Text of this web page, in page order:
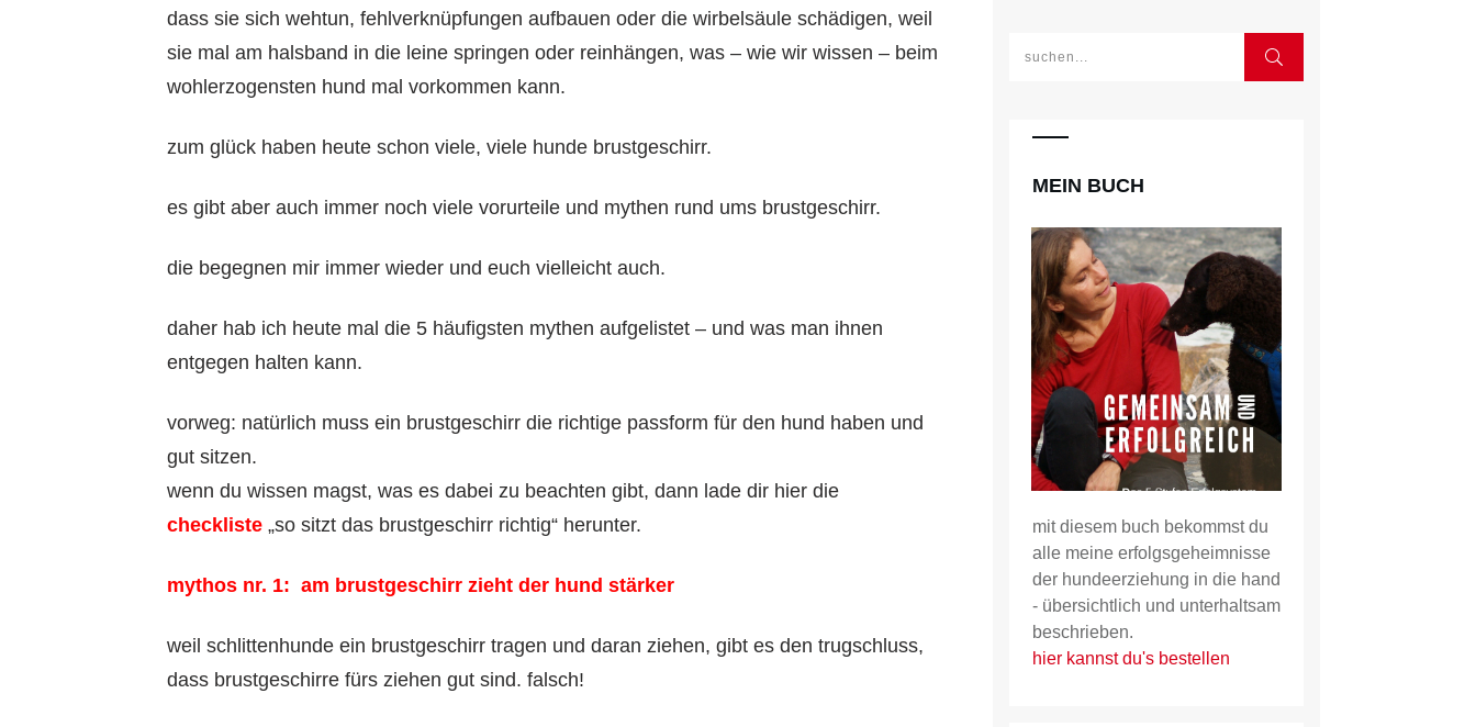
dass sie sich wehtun, fehlverknüpfungen aufbauen oder die wirbelsäule schädigen, weil
sie mal am halsband in die leine springen oder reinhängen, was – wie wir wissen – beim
wohlerzogensten hund mal vorkommen kann.
zum glück haben heute schon viele, viele hunde brustgeschirr.
es gibt aber auch immer noch viele vorurteile und mythen rund ums brustgeschirr.
die begegnen mir immer wieder und euch vielleicht auch.
daher hab ich heute mal die 5 häufigsten mythen aufgelistet – und was man ihnen
entgegen halten kann.
vorweg: natürlich muss ein brustgeschirr die richtige passform für den hund haben und
gut sitzen.
wenn du wissen magst, was es dabei zu beachten gibt, dann lade dir hier die
checkliste „so sitzt das brustgeschirr richtig“ herunter.
mythos nr. 1: am brustgeschirr zieht der hund stärker
weil schlittenhunde ein brustgeschirr tragen und daran ziehen, gibt es den trugschluss,
dass brustgeschirre fürs ziehen gut sind. falsch!
MEIN BUCH
mit diesem buch bekommst du
alle meine erfolgsgeheimnisse
der hundeerziehung in die hand
- übersichtlich und unterhaltsam
beschrieben.
hier kannst du's bestellen